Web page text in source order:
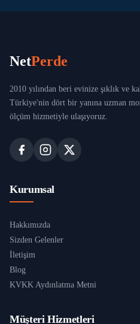
NetPerde
2010 yılından beri evinize şıklık ve
Türkiye'nin dört bir yanına uzman
ölçüm hizmetiyle ulaşıyoruz.
Kurumsal
Hakkımızda
Sizden Gelenler
İletişim
Blog
KVKK Aydınlatma Metni
Müşteri Hizmetleri